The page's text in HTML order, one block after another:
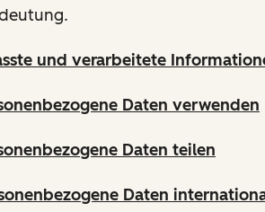
und verarbeitete
Daten verwenden
Daten teilen
Daten